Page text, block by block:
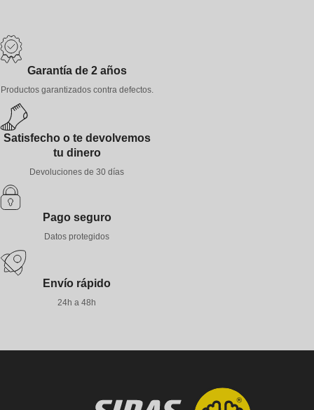
Garantía de 2 años
Productos garantizados contra defectos.
Satisfecho o te devolvemos
tu dinero
Devoluciones de 30 días
Pago seguro
Datos protegidos
Envío rápido
24h a 48h